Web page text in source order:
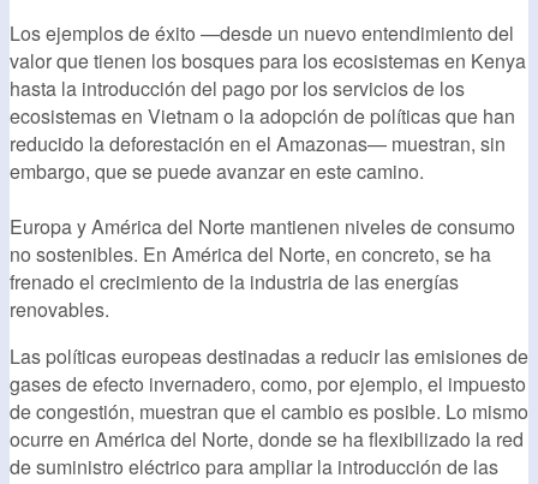
Los ejemplos de éxito —desde un nuevo entendimiento del
valor que tienen los bosques para los ecosistemas en Kenya
hasta la introducción del pago por los servicios de los
ecosistemas en Vietnam o la adopción de políticas que han
reducido la deforestación en el Amazonas— muestran, sin
embargo, que se puede avanzar en este camino.
Europa y América del Norte mantienen niveles de consumo
no sostenibles. En América del Norte, en concreto, se ha
frenado el crecimiento de la industria de las energías
renovables.
Las políticas europeas destinadas a reducir las emisiones de
gases de efecto invernadero, como, por ejemplo, el impuesto
de congestión, muestran que el cambio es posible. Lo mismo
ocurre en América del Norte, donde se ha flexibilizado la red
de suministro eléctrico para ampliar la introducción de las